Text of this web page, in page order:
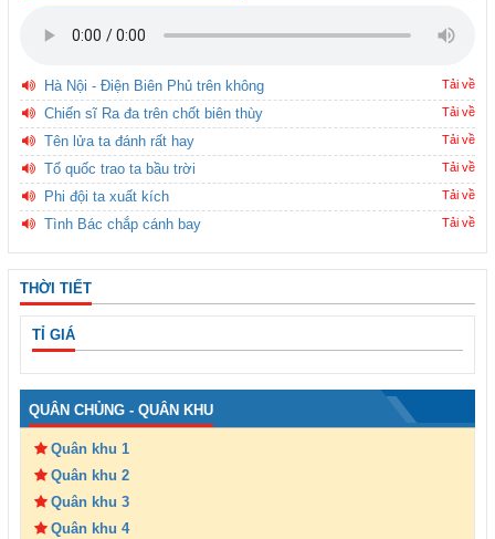
Hà Nội - Điện Biên Phủ trên không Tải về
Chiến sĩ Ra đa trên chốt biên thùy Tải về
Tên lửa ta đánh rất hay Tải về
Tổ quốc trao ta bầu trời Tải về
Phi đội ta xuất kích Tải về
Tình Bác chắp cánh bay Tải về
THỜI TIẾT
TỈ GIÁ
QUÂN CHỦNG - QUÂN KHU
Quân khu 1
Quân khu 2
Quân khu 3
Quân khu 4